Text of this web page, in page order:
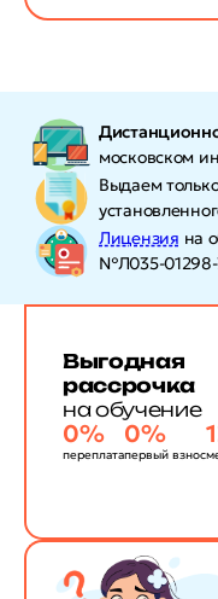
московском
Выдаем
Лицензия на
№Л035-01298-
Выгодная
рассрочка
на обучение
0%
переплата
0%
первый взнос